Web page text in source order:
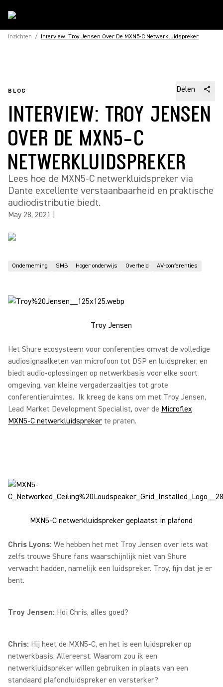
Inzichten / Interview: Troy Jensen Over De MXN5-C Netwerkluidspreker
BLOG Delen
INTERVIEW: TROY JENSEN
OVER DE MXN5-C
NETWERKLUIDSPREKER
Lees hoe de MXN5-C netwerkluidspreker via
Dante excellente verstaanbaarheid en praktische
audiodistributie biedt.
May 28, 2021
Onderneming SMB Hoger onderwijs Overheid AV-conferenties
Troy Jensen
Het Shure ecosysteem voor conferenties omvat de volledige
audiosignaalketen van microfoon tot DSP en luidspreker, en
biedt audio-oplossingen op netwerkbasis voor elke soort
omgeving, van kleine vergaderzaaltjes tot grote
conferentieruimtes. Ik kreeg de kans om met Troy Jensen,
Lead Market Development Specialist, over de Microflex
MXN5-C netwerkluidspreker te praten.
MXN5-C netwerkluidspreker geplaatst in plafond
Chris Lyons: We hebben het met Troy Jensen over iets wat
zelfs trouwe Shure fans waarschijnlijk niet van Shure
verwacht hadden, namelijk een luidspreker. Troy, fijn dat je er
bent.
Troy Jensen: Hoi Chris, alles goed?
Chris: Hij heet de MXN5-C, en het is een luidspreker op
netwerkbasis. Allereerst: Waarom zou ik een
netwerkluidspreker willen gebruiken in plaats van een
standaard plafondluidspreker en versterker?